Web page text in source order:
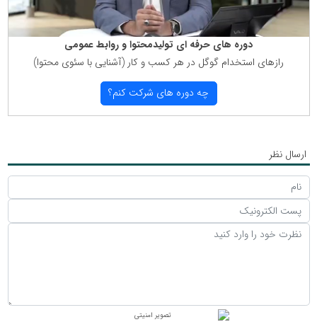
دوره های حرفه ای تولیدمحتوا و روابط عمومی
رازهای استخدام گوگل در هر كسب و كار (آشنایی با سئوی محتوا)
چه دوره های شركت كنم؟
ارسال نظر